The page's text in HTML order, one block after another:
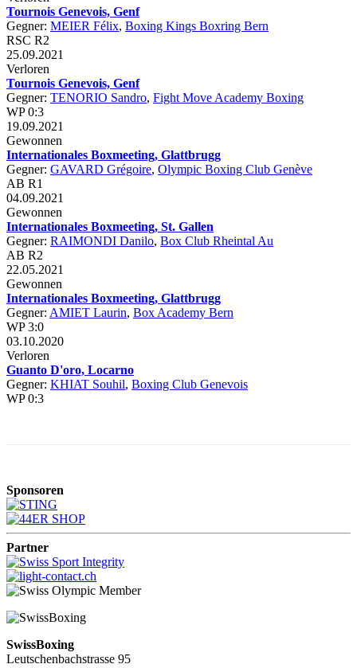
Tournois Genevois, Genf
Gegner: MEIER Félix, Boxing Kings Boxring Bern
RSC R2
25.09.2021
Verloren
Tournois Genevois, Genf
Gegner: TENORIO Sandro, Fight Move Academy Boxing
WP 0:3
19.09.2021
Gewonnen
Internationales Boxmeeting, Glattbrugg
Gegner: GAVARD Grégoire, Olympic Boxing Club Genève
AB R1
04.09.2021
Gewonnen
Internationales Boxmeeting, St. Gallen
Gegner: RAIMONDI Danilo, Box Club Rheintal Au
AB R2
22.05.2021
Gewonnen
Internationales Boxmeeting, Glattbrugg
Gegner: AMIET Laurin, Box Academy Bern
WP 3:0
03.10.2020
Verloren
Guanto D'oro, Locarno
Gegner: KHIAT Souhil, Boxing Club Genevois
WP 0:3
Sponsoren
Partner
SwissBoxing
Leutschenbachstrasse 95